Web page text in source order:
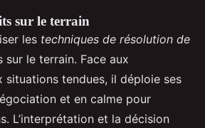
sur le terrain
les techniques de résolution de
sur le terrain. Face aux
situations tendues, il déploie ses
et en calme pour
L’interprétation et la décision